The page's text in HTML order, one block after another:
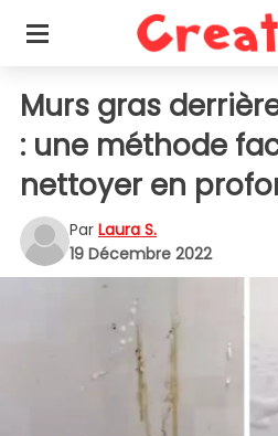
Murs gras
: une méthode
nettoyer en
Par Laura S.
19 Décembre 2022